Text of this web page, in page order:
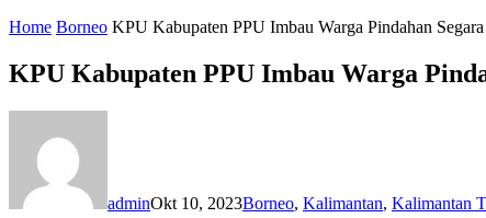
Home Borneo KPU Kabupaten PPU Imbau Warga Pindahan
KPU Kabupaten PPU Imbau Warga
adminOkt 10, 2023Borneo, Kalimantan, Kalimantan